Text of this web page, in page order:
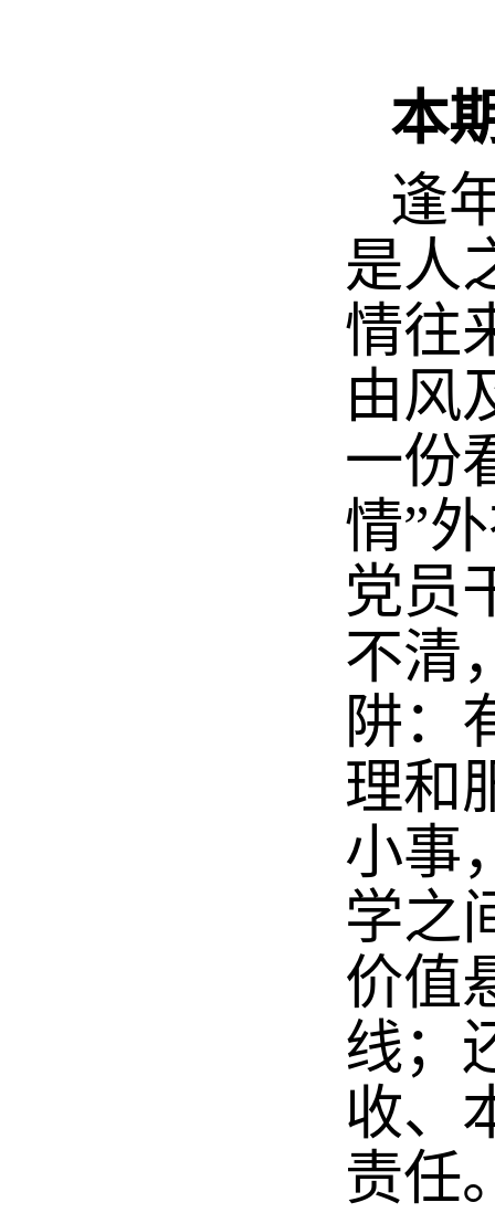
本
逢
是人
情往
由风
一份
情”
党员
不清
阱：
理和
小事
学之
价值
线；
收、
责任